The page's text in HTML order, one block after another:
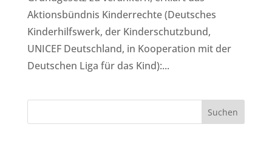
Aktionsbündnis Kinderrechte (Deutsches
Kinderhilfswerk, der Kinderschutzbund,
UNICEF Deutschland, in Kooperation mit der
Deutschen Liga für das Kind):...